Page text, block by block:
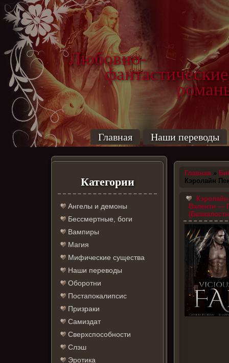
Любовно-
фантастические
Главная Наши переводы
Категории
Ангелы и демоны
Бессмертные, боги
Вампиры
Магия
Мифические существа
Наши переводы
Оборотни
Постапокалипсис
Призраки
Самиздат
Сверхспособности
Слэш
Эротика
Главная »
Кэролайн
Валенти —